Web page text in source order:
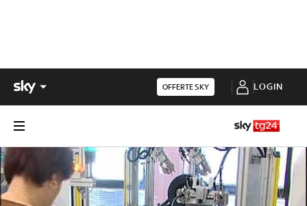
OFFERTE SKY LOGIN